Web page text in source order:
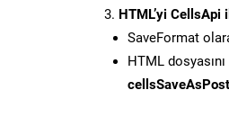
HTML’yi CellsApi
SaveFormat
HTML dosyasını